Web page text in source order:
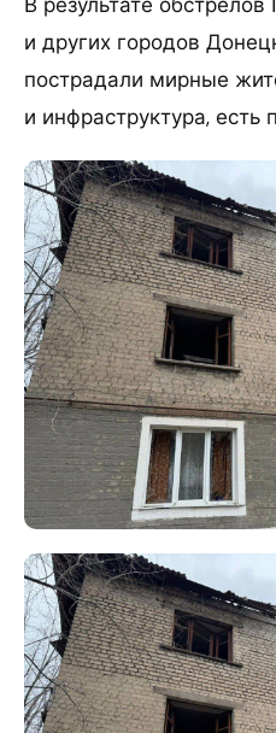
и других городов
пострадали мирные
и инфраструктура, есть